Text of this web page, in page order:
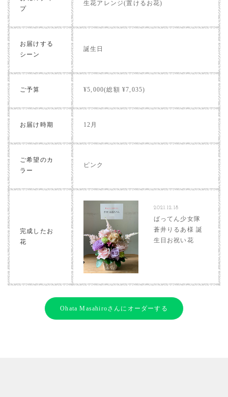
プ
生花アレンジ(置けるお花)
お届けする
シーン
誕生日
ご予算 ¥5,000(総額 ¥7,035)
お届け時期 12月
ご希望のカ
ラー
ピンク
完成したお
花
2021.12.18
ばってん少女隊
蒼井りるあ様 誕
生日お祝い花
Ohata Masahiroさんにオーダーする